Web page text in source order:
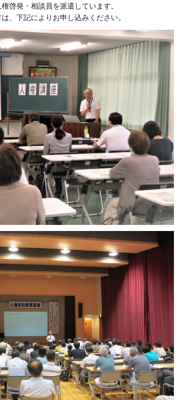
啓発・相談員を派遣しています。
、下記によりお申し込みください。